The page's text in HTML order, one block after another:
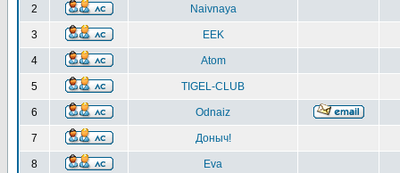
2 Naivnaya
3 EEK
4 Atom
5 TIGEL-CLUB
6 Odnaiz
7 Доныч!
8 Eva